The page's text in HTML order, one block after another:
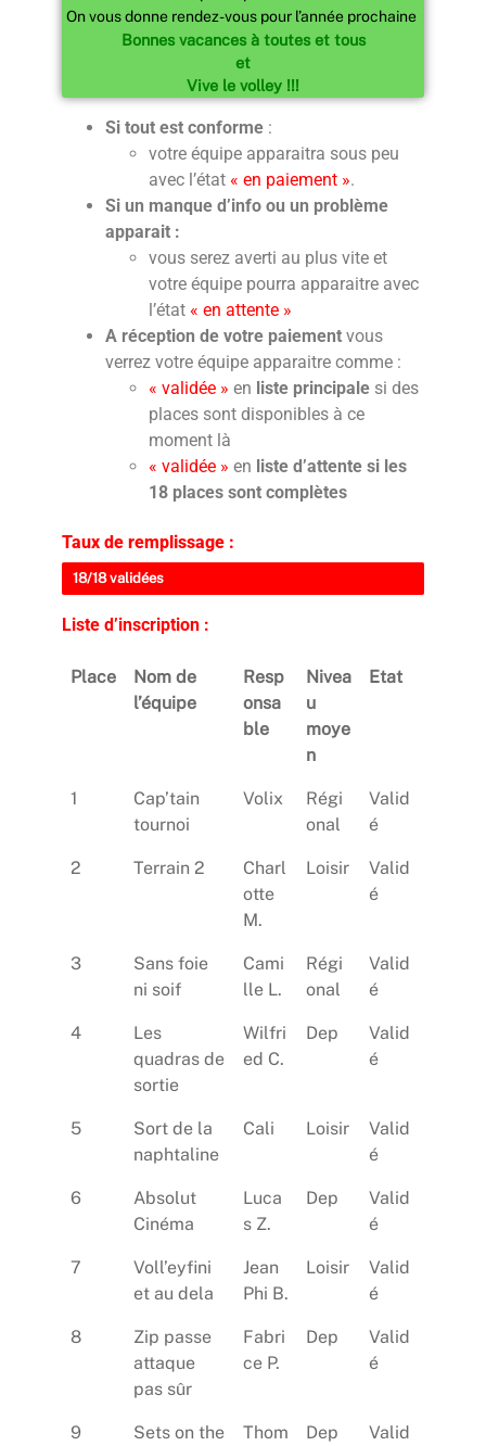
On vous donne rendez-vous pour l’année prochaine
Bonnes vacances à toutes et tous
et
Vive le volley !!!
Si tout est conforme :
votre équipe apparaitra sous peu
avec l’état « en paiement ».
Si un manque d’info ou un problème
apparait :
vous serez averti au plus vite et
votre équipe pourra apparaitre avec
l’état « en attente »
A réception de votre paiement vous
verrez votre équipe apparaitre comme :
« validée » en liste principale si des
places sont disponibles à ce
moment là
« validée » en liste d’attente si les
18 places sont complètes
Taux de remplissage :
18/18 validées
Liste d’inscription :
Place
Nom de
l’équipe
Resp
onsa
ble
Nivea
u
moye
n
Etat
1
Cap’tain
tournoi
Volix
Régi
onal
Valid
é
2 Terrain 2
Charl
otte
M.
Loisir
Valid
é
3
Sans foie
ni soif
Cami
lle L.
Régi
onal
Valid
é
4
Les
quadras de
sortie
Wilfri
ed C.
Dep
Valid
é
5
Sort de la
naphtaline
Cali Loisir
Valid
é
6
Absolut
Cinéma
Luca
s Z.
Dep
Valid
é
7
Voll’eyfini
et au dela
Jean
Phi B.
Loisir
Valid
é
8
Zip passe
attaque
pas sûr
Fabri
ce P.
Dep
Valid
é
9
Sets on the
Thom
Dep
Valid